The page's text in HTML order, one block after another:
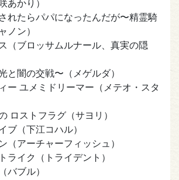
あかり）
れたらパパになったんだが〜精霊騎
ノン）
（ブロッサムルナール、真実の隠
と闇の交戦〜（メゲルダ）
ー ユメミドリーマー（メテオ・スタ
ロストフラグ（サヨリ）
ブ（下江コハル）
（アーチャーフィッシュ）
ライク（トライデント）
バブル）